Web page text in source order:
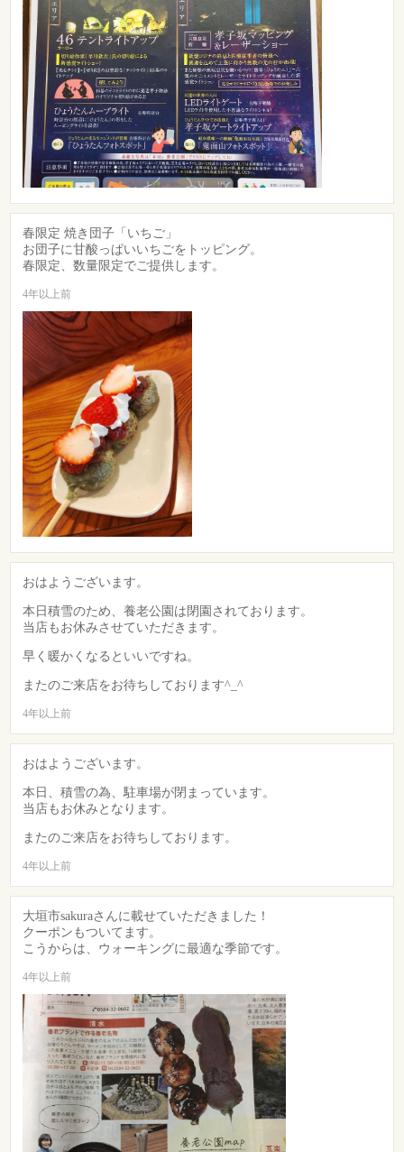
春限定 焼き団子「いちご」
お団子に甘酸っぱいいちごをトッピング。
春限定、数量限定でご提供します。
4年以上前
おはようございます。
本日積雪のため、養老公園は閉園されております。
当店もお休みさせていただきます。
早く暖かくなるといいですね。
またのご来店をお待ちしております^_^
4年以上前
おはようございます。
本日、積雪の為、駐車場が閉まっています。
当店もお休みとなります。
またのご来店をお待ちしております。
4年以上前
大垣市sakuraさんに載せていただきました！
クーポンもついてます。
こうからは、ウォーキングに最適な季節です。
4年以上前